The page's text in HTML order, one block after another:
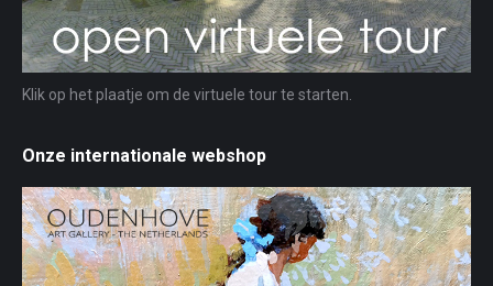
Klik op het plaatje om de virtuele tour te starten.
Onze internationale webshop